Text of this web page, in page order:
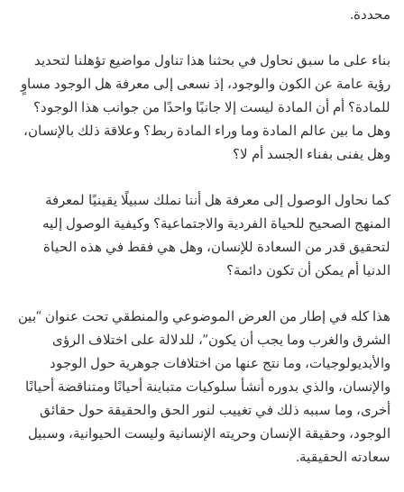
محددة.
بناء على ما سبق نحاول في بحثنا هذا تناول مواضيع تؤهلنا لتحديد
رؤية عامة عن الكون والوجود، إذ نسعى إلى معرفة هل الوجود مساوٍ
للمادة؟ أم أن المادة ليست إلا جانبًا واحدًا من جوانب هذا الوجود؟
وهل ما بين عالم المادة وما وراء المادة ربط؟ وعلاقة ذلك بالإنسان،
وهل يفنى بفناء الجسد أم لا؟
كما نحاول الوصول إلى معرفة هل أننا نملك سبيلًا يقينيًا لمعرفة
المنهج الصحيح للحياة الفردية والاجتماعية؟ وكيفية الوصول إليه
لتحقيق قدر من السعادة للإنسان، وهل هي فقط في هذه الحياة
الدنيا أم يمكن أن تكون دائمة؟
هذا كله في إطار من العرض الموضوعي والمنطقي تحت عنوان “بين
الشرق والغرب وما يجب أن يكون”، للدلالة على اختلاف الرؤى
والأيديولوجيات، وما نتج عنها من اختلافات جوهرية حول الوجود
والإنسان، والذي بدوره أنشأ سلوكيات متباينة أحيانًا ومتناقضة أحيانًا
أخرى، وما سببه ذلك في تغييب لنور الحق والحقيقة حول حقائق
الوجود، وحقيقة الإنسان وحريته الإنسانية وليست الحيوانية، وسبيل
سعادته الحقيقية.